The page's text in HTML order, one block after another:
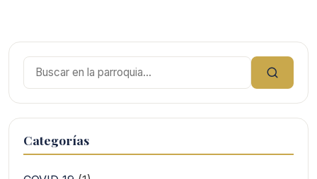
Buscar:
Categorías